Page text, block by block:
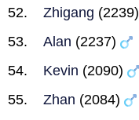
Zhigang (2239)
Alan (2237)
Kevin (2090)
Zhan (2084)